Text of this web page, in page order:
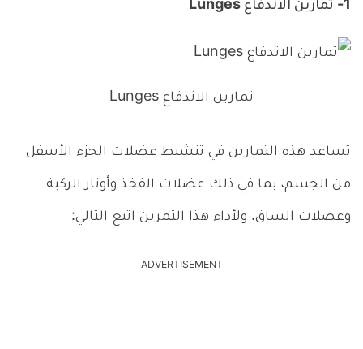
1- تمارين الاندفاع Lunges
تمارين الاندفاع Lunges
تساعد هذه التمارين في تنشيط عضلات الجزء الأسفل
من الجسم، بما في ذلك عضلات الفخذ وأوتار الركبة
وعضلات الساق. ولأداء هذا التمرين اتبع التالي:
ADVERTISEMENT